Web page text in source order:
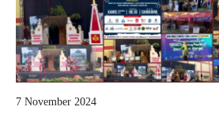
7 November 2024